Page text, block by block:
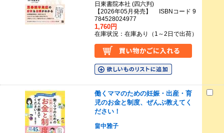
日東書院本社 (四六判)
【2026年05月発売】 ISBNコード 9
784528024977
1,760円
在庫状況：在庫あり（1～2日で出荷）
働くママのための妊娠・出産・育
児のお金と制度、ぜんぶ教えてく
ださい！
畠中雅子